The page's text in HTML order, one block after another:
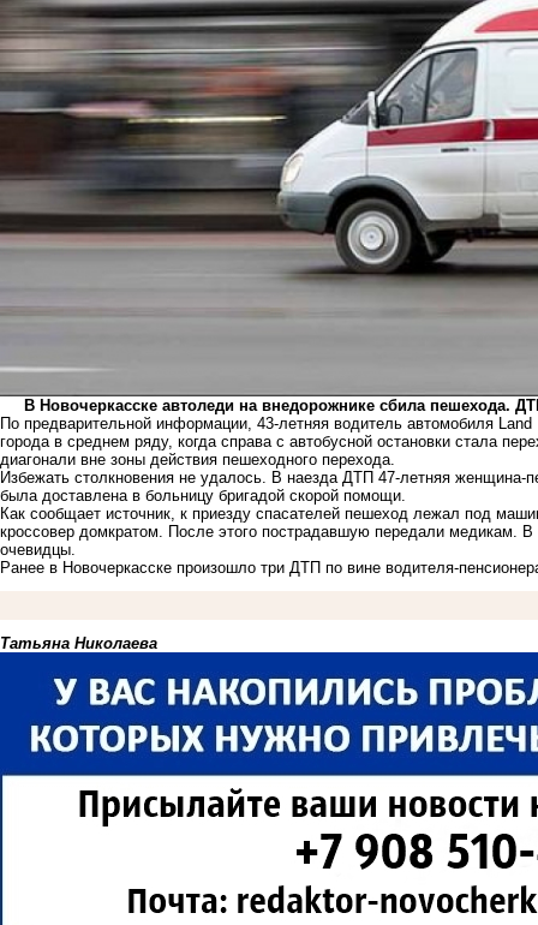
В Новочеркасске автоледи на внедорожнике сбила пешехода.
По предварительной информации, 43-летняя водитель автомобиля
города в среднем ряду, когда справа с автобусной остановки стала
диагонали вне зоны действия пешеходного перехода.
Избежать столкновения не удалось. В наезда ДТП 47-летняя женщина-
была доставлена в больницу бригадой скорой помощи.
Как сообщает источник, к приезду спасателей пешеход лежал под
кроссовер домкратом. После этого пострадавшую передали медикам.
очевидцы.
Ранее в Новочеркасске произошло три ДТП по вине водителя-
Татьяна Николаева